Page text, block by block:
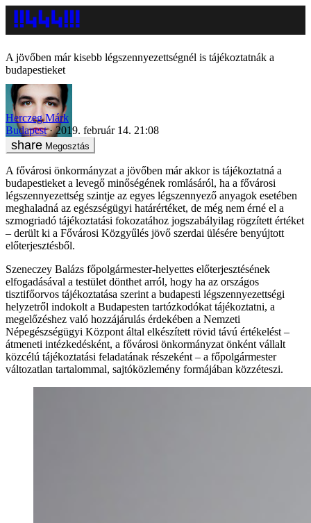
A jövőben már kisebb légszennyezettségnél is tájékoztatnák a
budapestieket
Herczeg Márk
Budapest
2019. február 14. 21:08
Megosztás
A fővárosi önkormányzat a jövőben már akkor is tájékoztatná a
budapestieket a levegő minőségének romlásáról, ha a fővárosi
légszennyezettség szintje az egyes légszennyező anyagok esetében
meghaladná az egészségügyi határértéket, de még nem érné el a
szmogriadó tájékoztatási fokozatához jogszabályilag rögzített értéket
– derült ki a Fővárosi Közgyűlés jövő szerdai ülésére benyújtott
előterjesztésből.
Szeneczey Balázs főpolgármester-helyettes előterjesztésének
elfogadásával a testület dönthet arról, hogy ha az országos
tisztifőorvos tájékoztatása szerint a budapesti légszennyezettségi
helyzetről indokolt a Budapesten tartózkodókat tájékoztatni, a
megelőzéshez való hozzájárulás érdekében a Nemzeti
Népegészségügyi Központ által elkészített rövid távú értékelést –
átmeneti intézkedésként, a fővárosi önkormányzat önként vállalt
közcélú tájékoztatási feladatának részeként – a főpolgármester
változatlan tartalommal, sajtóközlemény formájában közzéteszi.